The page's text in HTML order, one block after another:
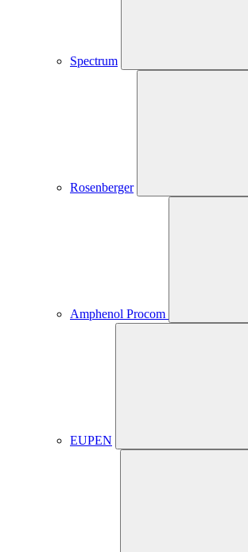
Spectrum
Rosenberger
Amphenol Procom
EUPEN